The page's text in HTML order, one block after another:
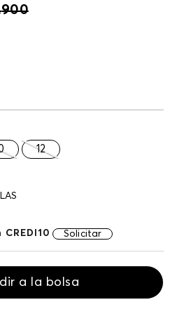
900
12
CREDI10 Solicitar
a la bolsa